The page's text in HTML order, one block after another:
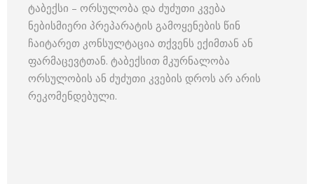
ტაბექსი – ორსულობა და ძუძუთი კვება
ნებისმიერი პრეპარატის გამოყენების წინ
ჩაიტარეთ კონსულტაცია თქვენს ექიმთან ან
ფარმაცევტთან. ტაბექსით მკურნალობა
ორსულობის ან ძუძუთი კვების დროს არ არის
რეკომენდებული.